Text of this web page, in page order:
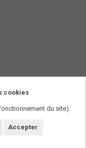
cookies
du site).
Accepter